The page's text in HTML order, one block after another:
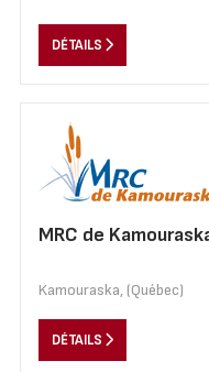
DÉTAILS
MRC de
Kamouraska, (Québec)
DÉTAILS